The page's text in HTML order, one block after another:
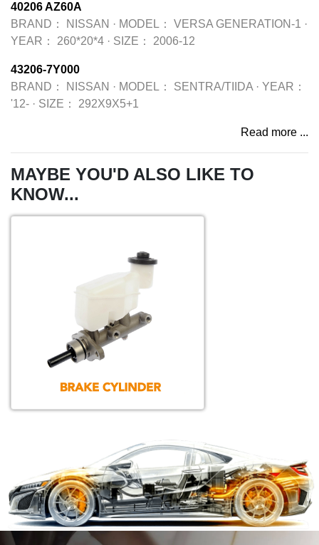
40206 AZ60A
BRAND：
NISSAN · MODEL： VERSA GENERATION-1 ·
YEAR：
260*20*4 · SIZE： 2006-12
43206-7Y000
BRAND：
NISSAN · MODEL： SENTRA/TIIDA · YEAR：
'12- · SIZE： 292X9X5+1
Read more ...
MAYBE YOU'D ALSO LIKE TO
KNOW...